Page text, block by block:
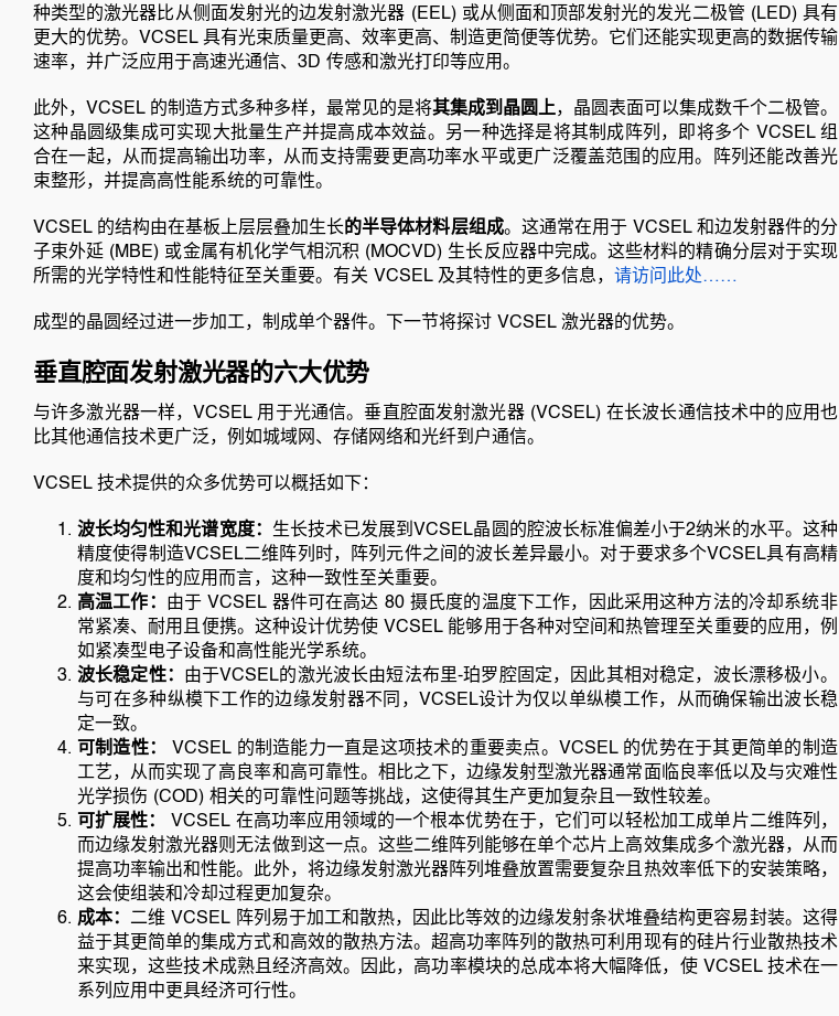
种类型的激光器比从侧面发射光的边发射激光器 (EEL) 或从侧面和顶部发射光的发光二极管 (LED) 具有
更大的优势。VCSEL 具有光束质量更高、效率更高、制造更简便等优势。它们还能实现更高的数据传输
速率，并广泛应用于高速光通信、3D 传感和激光打印等应用。
此外，VCSEL 的制造方式多种多样，最常见的是将其集成到晶圆上，晶圆表面可以集成数千个二极管。
这种晶圆级集成可实现大批量生产并提高成本效益。另一种选择是将其制成阵列，即将多个 VCSEL 组
合在一起，从而提高输出功率，从而支持需要更高功率水平或更广泛覆盖范围的应用。阵列还能改善光
束整形，并提高高性能系统的可靠性。
VCSEL 的结构由在基板上层层叠加生长的半导体材料层组成。这通常在用于 VCSEL 和边发射器件的分
子束外延 (MBE) 或金属有机化学气相沉积 (MOCVD) 生长反应器中完成。这些材料的精确分层对于实现
所需的光学特性和性能特征至关重要。有关 VCSEL 及其特性的更多信息， 请访问此处……
成型的晶圆经过进一步加工，制成单个器件。下一节将探讨 VCSEL 激光器的优势。
垂直腔面发射激光器的六大优势
与许多激光器一样，VCSEL 用于光通信。垂直腔面发射激光器 (VCSEL) 在长波长通信技术中的应用也
比其他通信技术更广泛，例如城域网、存储网络和光纤到户通信。
VCSEL 技术提供的众多优势可以概括如下：
波长均匀性和光谱宽度： 生长技术已发展到VCSEL晶圆的腔波长标准偏差小于2纳米的水平。这种
精度使得制造VCSEL二维阵列时，阵列元件之间的波长差异最小。对于要求多个VCSEL具有高精
度和均匀性的应用而言，这种一致性至关重要。
高温工作：
由于 VCSEL 器件可在高达 80 摄氏度的温度下工作，因此采用这种方法的冷却系统非
常紧凑、耐用且便携。这种设计优势使 VCSEL 能够用于各种对空间和热管理至关重要的应用，例
如紧凑型电子设备和高性能光学系统。
波长稳定性：
由于VCSEL的激光波长由短法布里-珀罗腔固定，因此其相对稳定，波长漂移极小。
与可在多种纵模下工作的边缘发射器不同，VCSEL设计为仅以单纵模工作，从而确保输出波长稳
定一致。
可制造性：
VCSEL 的制造能力一直是这项技术的重要卖点。VCSEL 的优势在于其更简单的制造
工艺，从而实现了高良率和高可靠性。相比之下，边缘发射型激光器通常面临良率低以及与灾难性
光学损伤 (COD) 相关的可靠性问题等挑战，这使得其生产更加复杂且一致性较差。
可扩展性：
VCSEL 在高功率应用领域的一个根本优势在于，它们可以轻松加工成单片二维阵列，
而边缘发射激光器则无法做到这一点。这些二维阵列能够在单个芯片上高效集成多个激光器，从而
提高功率输出和性能。此外，将边缘发射激光器阵列堆叠放置需要复杂且热效率低下的安装策略，
这会使组装和冷却过程更加复杂。
成本： 二维 VCSEL 阵列易于加工和散热，因此比等效的边缘发射条状堆叠结构更容易封装。这得
益于其更简单的集成方式和高效的散热方法。超高功率阵列的散热可利用现有的硅片行业散热技术
来实现，这些技术成熟且经济高效。因此，高功率模块的总成本将大幅降低，使 VCSEL 技术在一
系列应用中更具经济可行性。